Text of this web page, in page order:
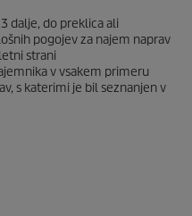
dalje, do preklica ali
pogojev za najem naprav
strani
v vsakem primeru
s katerimi je bil seznanjen v